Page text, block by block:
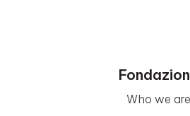
Who we are